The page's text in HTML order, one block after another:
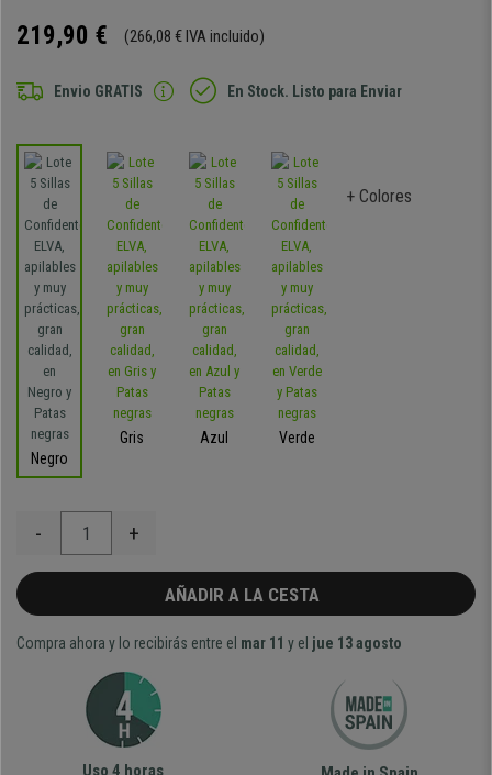
219,90 € (266,08 € IVA incluido)
Envio GRATIS En Stock. Listo para Enviar
Negro
Gris Azul Verde
+ Colores
- +
AÑADIR A LA CESTA
Compra ahora y lo recibirás entre el mar 11 y el jue 13 agosto
Uso 4 horas